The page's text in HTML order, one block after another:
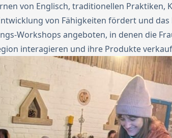
von Englisch, traditionellen Praktiken,
von Fähigkeiten fördert und
Workshops angeboten, in denen die
interagieren und ihre Produkte